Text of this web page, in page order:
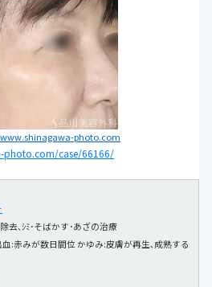
photo.com
photo.com/case/66166/
去､ｼﾐ･そばかす･あざの治療
:赤みが数日間位 かゆみ:皮膚が再生､成熟する